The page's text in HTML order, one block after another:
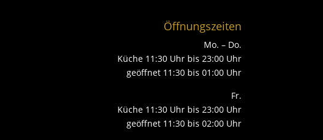
Öffnungszeiten
Mo. – Do.
Küche 11:30 Uhr bis 23:00 Uhr
geöffnet 11:30 bis 01:00 Uhr
Fr.
Küche 11:30 Uhr bis 23:00 Uhr
geöffnet 11:30 bis 02:00 Uhr